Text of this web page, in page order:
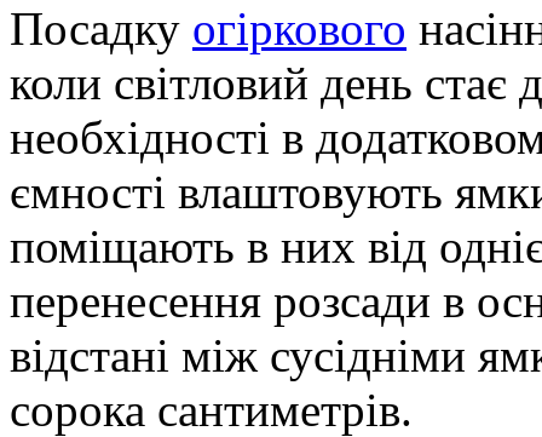
Посадку огіркового
коли світловий день
необхідності в
ємності влаштовують
поміщають в них від
перенесення розсади в
відстані між сусідніми
сорока сантиметрів.